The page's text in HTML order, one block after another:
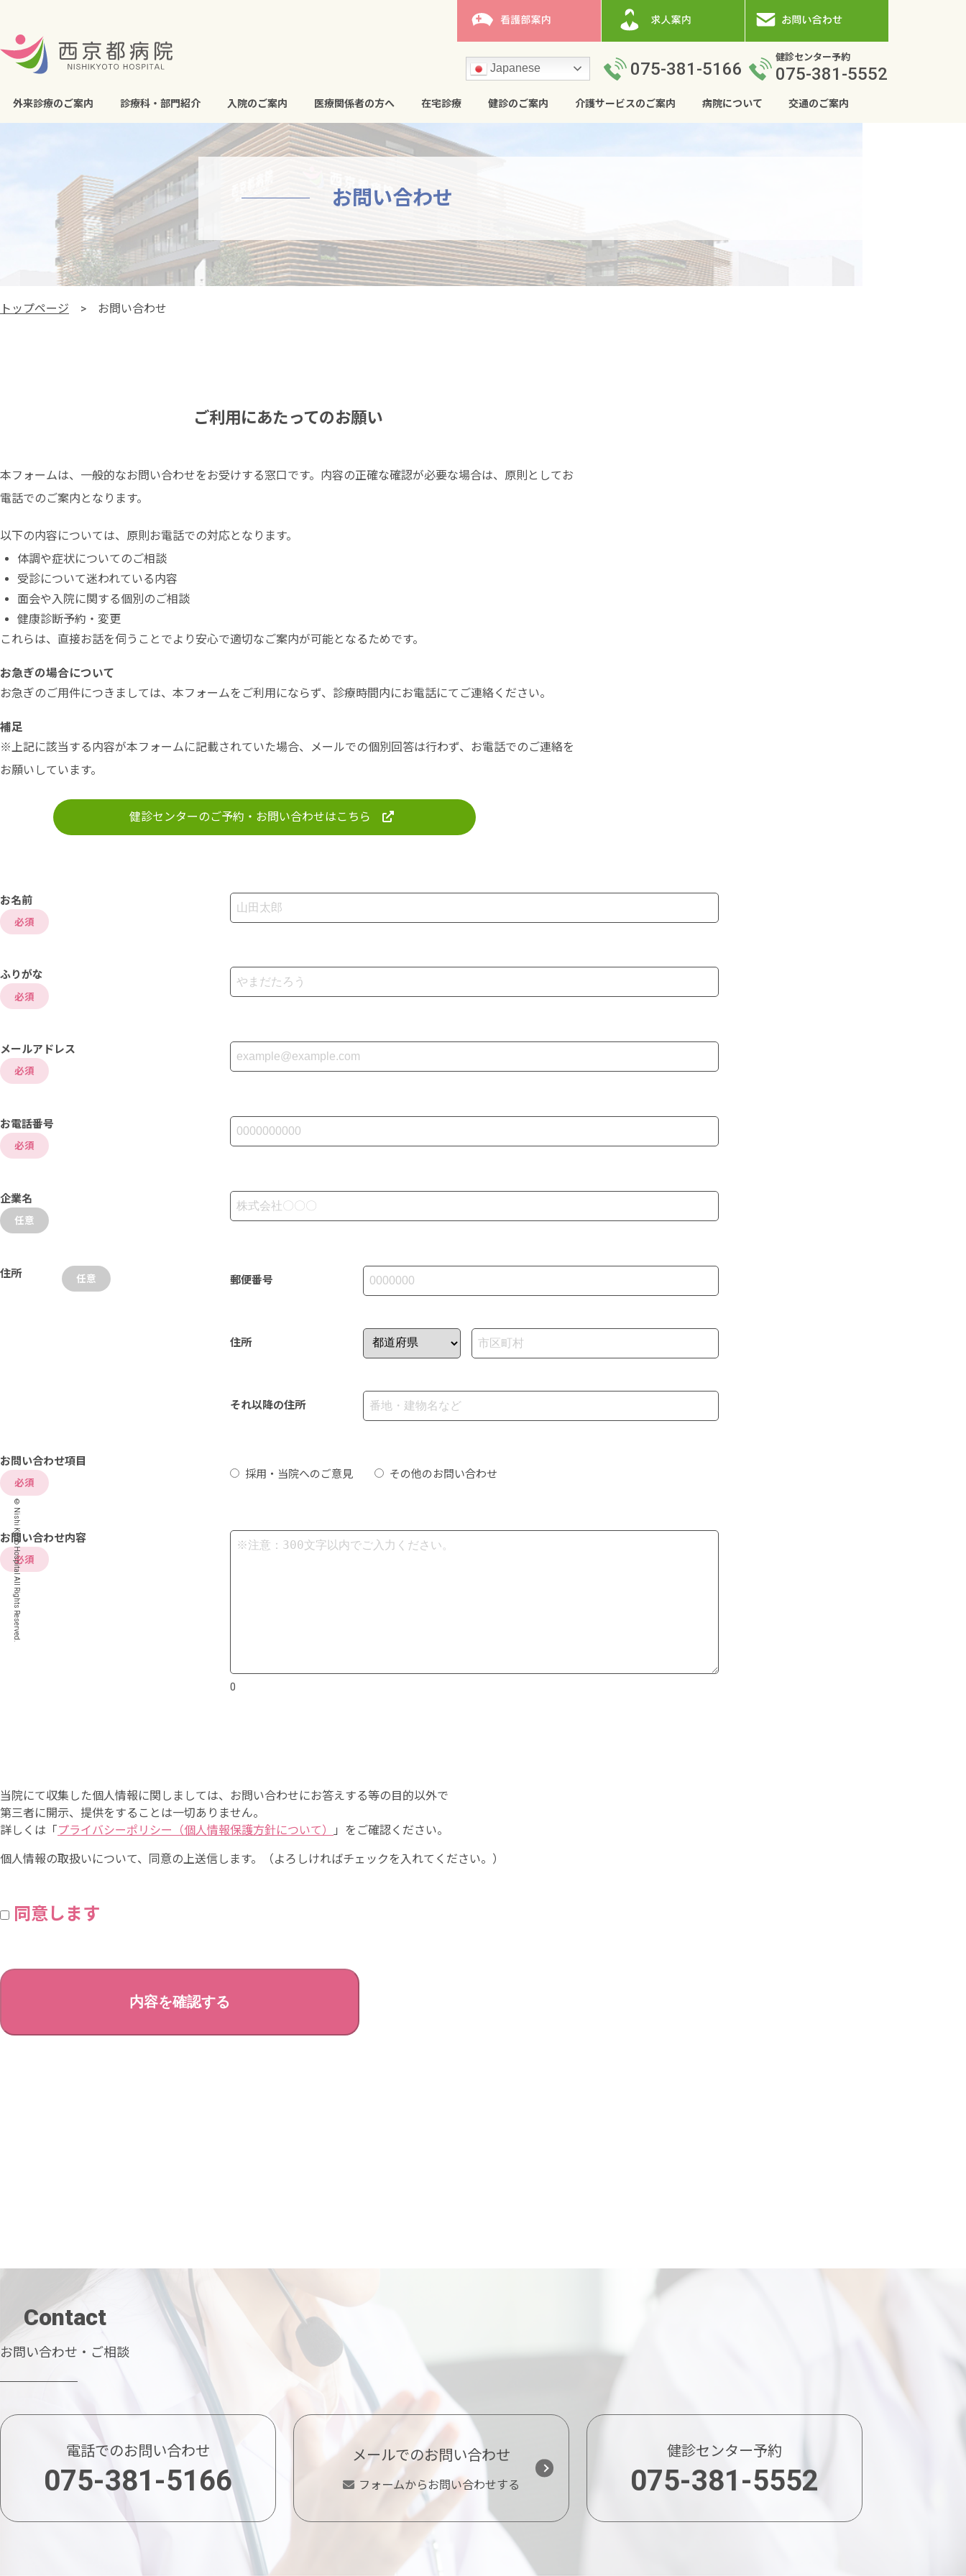
Japanese 075-381-5166
健診センター予約
075-381-5552
外来診療のご案内 診療科・部門紹介 入院のご案内 医療関係者の方へ 在宅診療 健診のご案内 介護サービスのご案内 病院について 交通のご案内
お問い合わせ
トップページ お問い合わせ
ご利用にあたってのお願い
本フォームは、一般的なお問い合わせをお受けする窓口です。 内容の正確な確認が必要な場合は、原則としてお
電話でのご案内となります。
以下の内容については、原則お電話での対応となります。
体調や症状についてのご相談
受診について迷われている内容
面会や入院に関する個別のご相談
健康診断予約・変更
これらは、直接お話を伺うことでより安心で適切なご案内が可能となるためです。
お急ぎの場合について
お急ぎのご用件につきましては、本フォームをご利用にならず、診療時間内にお電話にてご連絡ください。
補足
※上記に該当する内容が本フォームに記載されていた場合、メールでの個別回答は行わず、お電話でのご連絡を
お願いしています。
健診センターのご予約・お問い合わせはこちら
お名前
必須
ふりがな
必須
メールアドレス
必須
お電話番号
必須
企業名
任意
住所 任意 郵便番号
住所
それ以降の住所
お問い合わせ項目
必須
採用・当院へのご意見 その他のお問い合わせ
お問い合わせ内容
必須
0
当院にて収集した個人情報に関しましては、お問い合わせにお答えする等の目的以外で
第三者に開示、提供をすることは一切ありません。
詳しくは「プライバシーポリシー（個人情報保護方針について） 」をご確認ください。
個人情報の取扱いについて、同意の上送信します。（よろしければチェックを入れてください。）
同意します
Contact
お問い合わせ・ご相談
電話でのお問い合わせ
075-381-5166
メールでのお問い合わせ
フォームからお問い合わせする
健診センター予約
075-381-5552
© Nishi Kyoto Hospital All Rights Reserved.